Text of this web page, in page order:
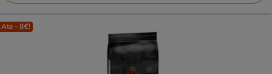
Até - 8€!